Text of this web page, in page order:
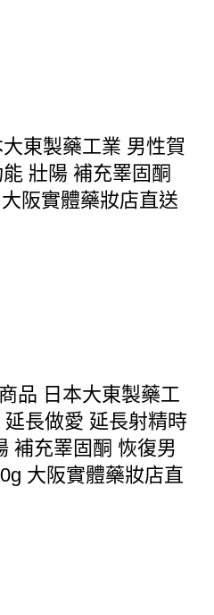
大東製藥工業 男性賀
壯陽 補充睪固酮
阪實體藥妝店直送
品 日本大東製藥工
長做愛 延長射精時
補充睪固酮 恢復男
大阪實體藥妝店直